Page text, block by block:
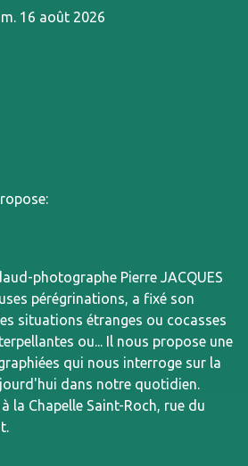
16 août 2026
photographe Pierre JACQUES
pérégrinations, a fixé son
situations étranges ou cocasses
ou... Il nous propose une
qui nous interroge sur la
dans notre quotidien.
la Chapelle Saint-Roch, rue du